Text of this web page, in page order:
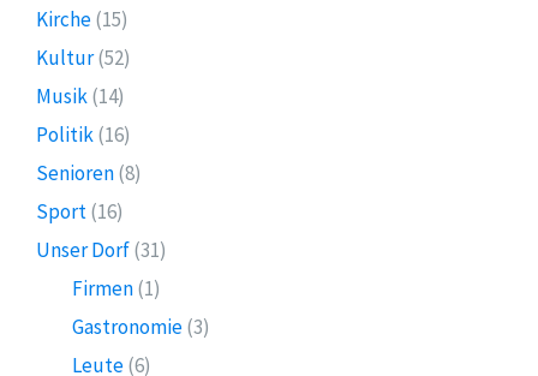
Kirche(15)
Kultur(52)
Musik(14)
Politik(16)
Senioren(8)
Sport(16)
Unser Dorf(31)
Firmen(1)
Gastronomie(3)
Leute(6)